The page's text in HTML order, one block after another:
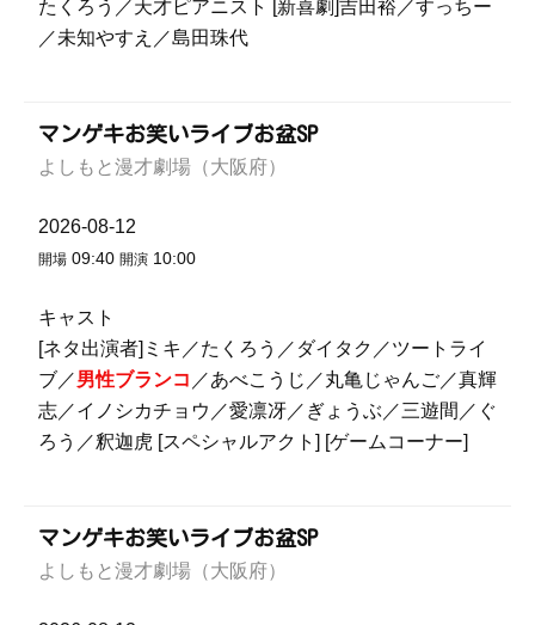
たくろう／天才ピアニスト [新喜劇]吉田裕／すっちー
／未知やすえ／島田珠代
マンゲキお笑いライブお盆SP
よしもと漫才劇場（大阪府）
2026-08-12
開場 09:40 開演 10:00
キャスト
[ネタ出演者]ミキ／たくろう／ダイタク／ツートライ
ブ／男性ブランコ ／あべこうじ／丸亀じゃんご／真輝
志／イノシカチョウ／愛凛冴／ぎょうぶ／三遊間／ぐ
ろう／釈迦虎 [スペシャルアクト] [ゲームコーナー]
マンゲキお笑いライブお盆SP
よしもと漫才劇場（大阪府）